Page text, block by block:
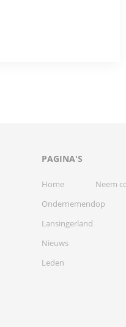
PAGINA'S
Home
Ondernemend
Lansingerland
Nieuws
Leden
Neem
op